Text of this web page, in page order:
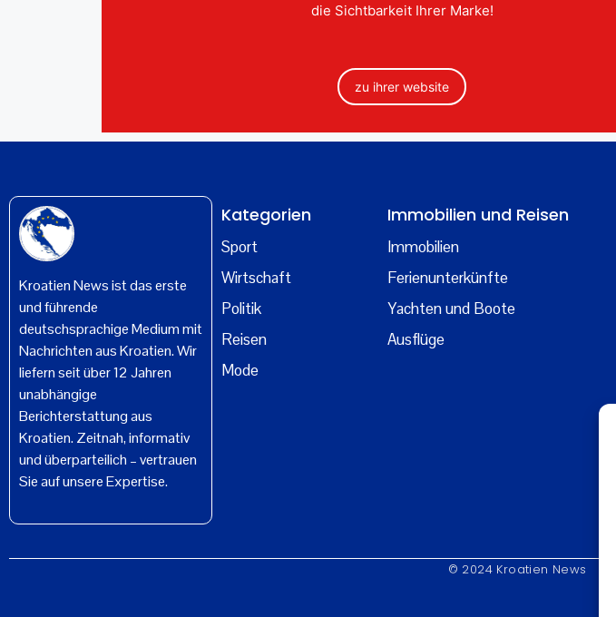
die Sichtbarkeit Ihrer Marke!
zu ihrer website
Kroatien News ist das erste
und führende
deutschsprachige Medium mit
Nachrichten aus Kroatien. Wir
liefern seit über 12 Jahren
unabhängige
Berichterstattung aus
Kroatien. Zeitnah, informativ
und überparteilich – vertrauen
Sie auf unsere Expertise.
Kategorien
Sport
Wirtschaft
Politik
Reisen
Mode
Immobilien und Reisen
Immobilien
Ferienunterkünfte
Yachten und Boote
Ausflüge
© 2024 Kroatien News